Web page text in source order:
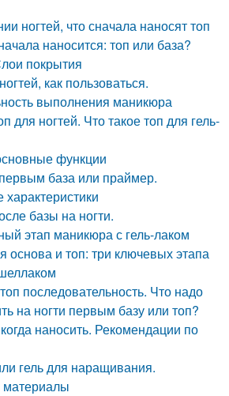
ногтей, что сначала наносят топ
наносится: топ или база?
покрытия
как пользоваться.
выполнения маникюра
для ногтей. Что такое топ для гель-
функции
база или праймер.
базы на ногти.
этап маникюра с гель-лаком
основа и топ: три ключевых этапа
последовательность. Что надо
на ногти первым базу или топ?
наносить. Рекомендации по
гель для наращивания.